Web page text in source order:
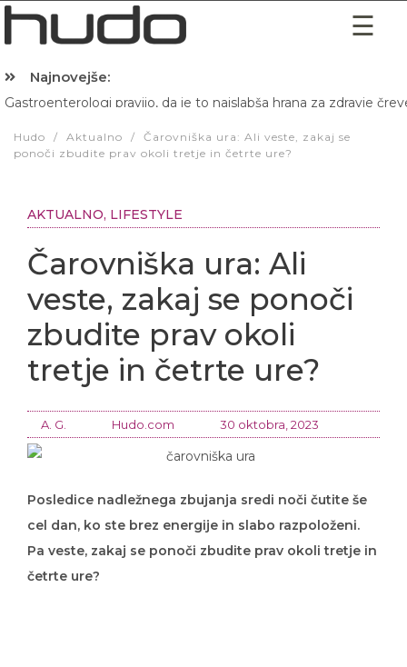
Najnovejše:
Gastroenterologi pravijo, da je to najslabša hrana za zdravje
Hudo / Aktualno /
Čarovniška ura: Ali veste, zakaj se
ponoči zbudite prav okoli tretje in četrte ure?
AKTUALNO, LIFESTYLE
Čarovniška ura: Ali
veste, zakaj se ponoči
zbudite prav okoli
tretje in četrte ure?
A. G. Hudo.com 30 oktobra, 2023
Posledice nadležnega zbujanja sredi noči čutite še
cel dan, ko ste brez energije in slabo razpoloženi.
Pa veste, zakaj se ponoči zbudite prav okoli tretje in
četrte ure?